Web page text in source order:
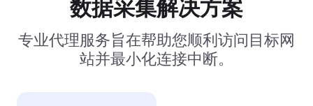
数据采集解决方案
专业代理服务旨在帮助您顺利访问目标网
站并最小化连接中断。